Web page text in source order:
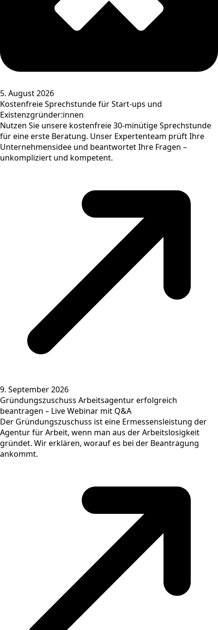
5. August 2026
Kostenfreie Sprechstunde für Start-ups und
Existenzgründer:innen
Nutzen Sie unsere kostenfreie 30-minütige Sprechstunde
für eine erste Beratung. Unser Expertenteam prüft Ihre
Unternehmensidee und beantwortet Ihre Fragen –
unkompliziert und kompetent.
9. September 2026
Gründungszuschuss Arbeitsagentur erfolgreich
beantragen – Live Webinar mit Q&A
Der Gründungszuschuss ist eine Ermessensleistung der
Agentur für Arbeit, wenn man aus der Arbeitslosigkeit
gründet. Wir erklären, worauf es bei der Beantragung
ankommt.